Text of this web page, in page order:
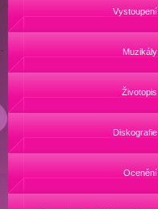
Vystoupení
Muzikály
Životopis
Diskografie
Ocenění